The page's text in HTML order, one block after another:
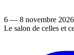
6 — 8 novembre 2026
Le salon de celles et